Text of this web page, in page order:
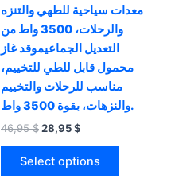
معدات سياحية للطهي والتنزه
والرحلات، 3500 واط من
التعديل الجماعيموقد غاز
محمول قابل للطي للتخييم،
مناسب للرحلات والتخييم
والنزهات، بقوة 3500 واط.
46,95$Original
46,95 $.
28,95$
28,95 $.
Select options
This